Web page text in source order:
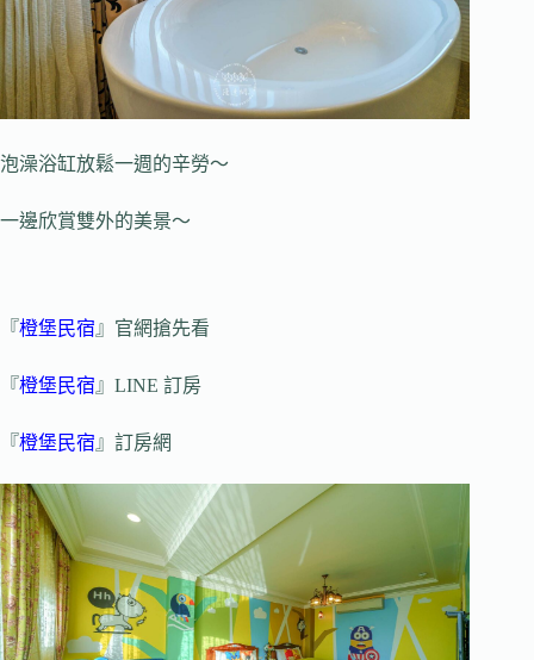
泡澡浴缸放鬆一週的辛勞～
一邊欣賞雙外的美景～
『橙堡民宿 』官網搶先看
『橙堡民宿 』LINE 訂房
『橙堡民宿 』訂房網